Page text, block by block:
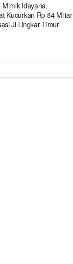
Mimik Idayana,
Kucurkan Rp 84 Miliar
Jl Lingkar Timur